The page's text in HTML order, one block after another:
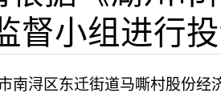
督小组进行
南浔区东迁街道马嘶村股份经